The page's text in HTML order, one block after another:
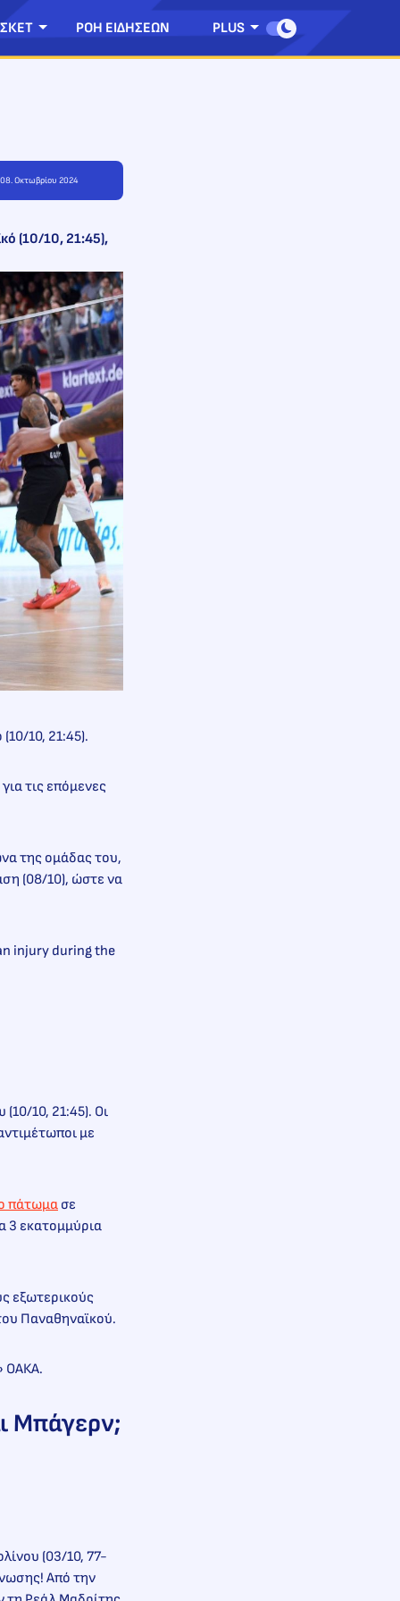
ΡΟΗ ΕΙΔΗΣΕΩΝ PLUS
Οκτωβρίου 2024
(10/10, 21:45),
10, 21:45).
τις επόμενες
της ομάδας του,
(08/10), ώστε να
injury during the
(10/10, 21:45). Οι
με
πάτωμα σε
3 εκατομμύρια
εξωτερικούς
Παναθηναϊκού.
ΟΑΚΑ.
Μπάγερν;
(03/10, 77-
Από την